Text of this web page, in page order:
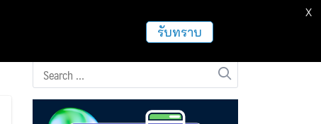
ฝากข่าวประชาสัมพันธ์
รับทราบ
X